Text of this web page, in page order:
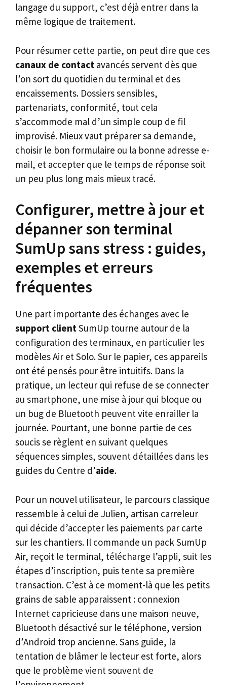
langage du support, c’est déjà entrer dans la
même logique de traitement.
Pour résumer cette partie, on peut dire que ces
canaux de contact avancés servent dès que
l’on sort du quotidien du terminal et des
encaissements. Dossiers sensibles,
partenariats, conformité, tout cela
s’accommode mal d’un simple coup de fil
improvisé. Mieux vaut préparer sa demande,
choisir le bon formulaire ou la bonne adresse e-
mail, et accepter que le temps de réponse soit
un peu plus long mais mieux tracé.
Configurer, mettre à jour et
dépanner son terminal
SumUp sans stress : guides,
exemples et erreurs
fréquentes
Une part importante des échanges avec le
support clientSumUp tourne autour de la
configuration des terminaux, en particulier les
modèles Air et Solo. Sur le papier, ces appareils
ont été pensés pour être intuitifs. Dans la
pratique, un lecteur qui refuse de se connecter
au smartphone, une mise à jour qui bloque ou
un bug de Bluetooth peuvent vite enrailler la
journée. Pourtant, une bonne partie de ces
soucis se règlent en suivant quelques
séquences simples, souvent détaillées dans les
guides du Centre d’aide.
Pour un nouvel utilisateur, le parcours classique
ressemble à celui de Julien, artisan carreleur
qui décide d’accepter les paiements par carte
sur les chantiers. Il commande un pack SumUp
Air, reçoit le terminal, télécharge l’appli, suit les
étapes d’inscription, puis tente sa première
transaction. C’est à ce moment-là que les petits
grains de sable apparaissent : connexion
Internet capricieuse dans une maison neuve,
Bluetooth désactivé sur le téléphone, version
d’Android trop ancienne. Sans guide, la
tentation de blâmer le lecteur est forte, alors
que le problème vient souvent de